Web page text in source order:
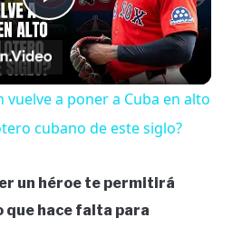
Play
Video
vuelve a poner a Cuba en alto
cubano de este siglo?
un héroe te permitirá
que hace falta para